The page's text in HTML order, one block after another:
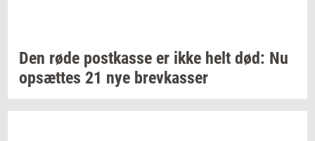
Den røde po­st­kas­se er ikke helt død: Nu
op­sæt­tes 21 nye brev­kas­ser